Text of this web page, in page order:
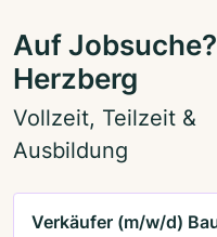
Auf
Herzberg
Vollzeit, Teilzeit &
Ausbildung
Verkäufer (m/w/d)